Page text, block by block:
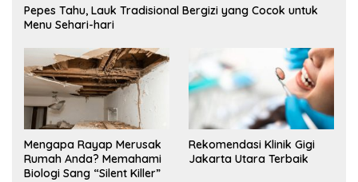
Pepes Tahu, Lauk Tradisional Bergizi yang Cocok untuk
Menu Sehari-hari
Mengapa Rayap Merusak
Rumah Anda? Memahami
Biologi Sang “Silent Killer”
Rekomendasi Klinik Gigi
Jakarta Utara Terbaik